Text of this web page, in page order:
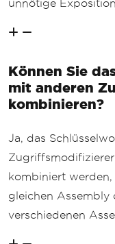
unnötige
Können Sie
mit anderen
kombinieren?
Ja, das
kombiniert
gleichen Assembly
verschiedenen